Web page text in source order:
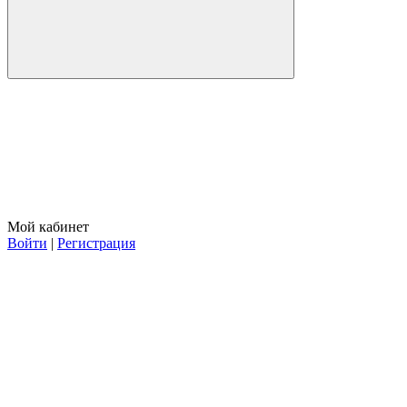
Мой кабинет
Войти | Регистрация